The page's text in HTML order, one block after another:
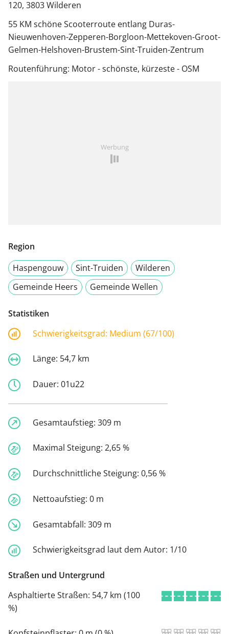
120, 3803 Wilderen
55 KM schöne Scooterroute entlang Duras-
Nieuwenhoven-Zepperen-Borgloon-Mettekoven-Groot-
Gelmen-Helshoven-Brustem-Sint-Truiden-Zentrum
Routenführung: Motor - schönste, kürzeste - OSM
Werbung
Region
Haspengouw
Sint-Truiden
Wilderen
Gemeinde Heers
Gemeinde Wellen
Statistiken
Schwierigkeitsgrad: Medium (67/100)
Länge: 54,7 km
Dauer: 01u22
Gesamtaufstieg: 309 m
Maximal Steigung: 2,65 %
Durchschnittliche Steigung: 0,56 %
Nettoaufstieg: 0 m
Gesamtabfall: 309 m
Schwierigkeitsgrad laut dem Autor: 1/10
Straßen und Untergrund
Asphaltierte Straßen: 54,7 km (100
%)